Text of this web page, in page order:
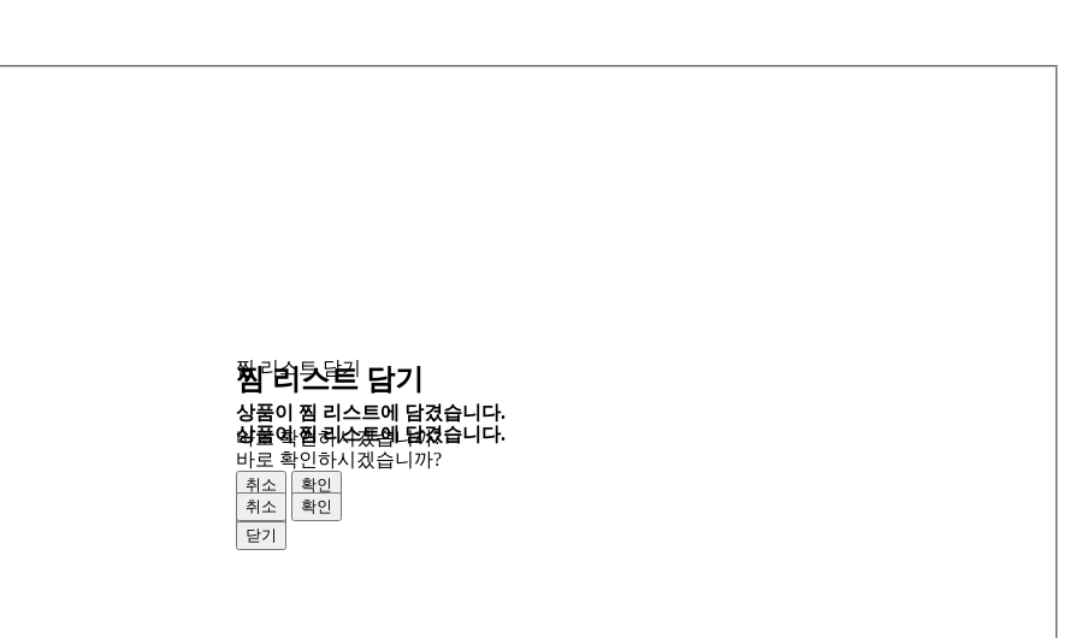
찜 리스트 담기
상품이 찜 리스트에 담겼습니다.
바로 확인하시겠습니까?
취소
확인
닫기
찜 리스트 담기
상품이 찜 리스트에 담겼습니다.
바로 확인하시겠습니까?
취소
확인
닫기